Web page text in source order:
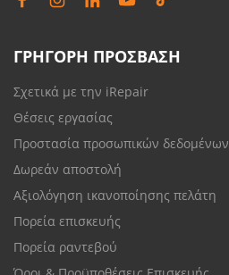
ΓΡΗΓΟΡΗ ΠΡΟΣΒΑΣΗ
Σχετικά με την iRepair
Θέσεις εργασίας
Προστασία προσωπικών δεδομένων
Δωρεάν αποστολή
Αξιολόγηση ικανοποίησης πελάτη
Πορεία επισκευής
Πορεία ραντεβού